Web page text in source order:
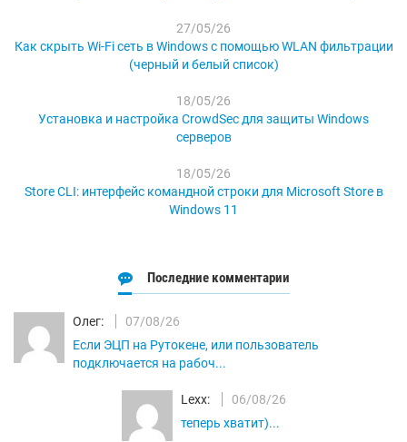
27/05/26
Как скрыть Wi-Fi сеть в Windows с помощью WLAN фильтрации
(черный и белый список)
18/05/26
Установка и настройка CrowdSec для защиты Windows
серверов
18/05/26
Store CLI: интерфейс командной строки для Microsoft Store в
Windows 11
Последние комментарии
Олег:
07/08/26
Если ЭЦП на Рутокене, или пользователь
подключается на рабоч...
Lexx:
06/08/26
теперь хватит)...